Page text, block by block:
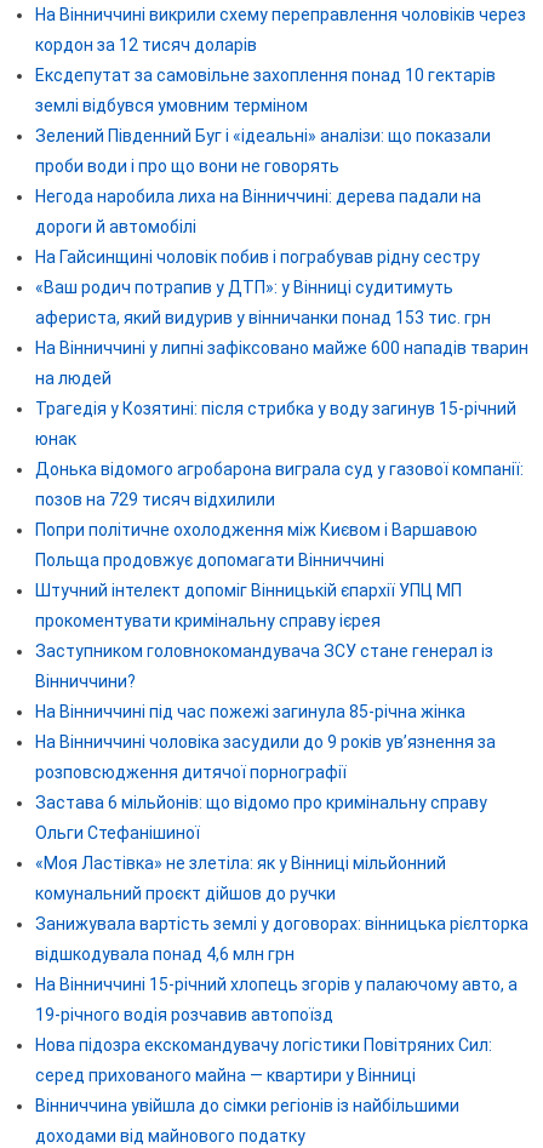
На Вінниччині викрили схему переправлення чоловіків через
кордон за 12 тисяч доларів
Ексдепутат за самовільне захоплення понад 10 гектарів
землі відбувся умовним терміном
Зелений Південний Буг і «ідеальні» аналізи: що показали
проби води і про що вони не говорять
Негода наробила лиха на Вінниччині: дерева падали на
дороги й автомобілі
На Гайсинщині чоловік побив і пограбував рідну сестру
«Ваш родич потрапив у ДТП»: у Вінниці судитимуть
афериста, який видурив у вінничанки понад 153 тис. грн
На Вінниччині у липні зафіксовано майже 600 нападів тварин
на людей
Трагедія у Козятині: після стрибка у воду загинув 15-річний
юнак
Донька відомого агробарона виграла суд у газової компанії:
позов на 729 тисяч відхилили
Попри політичне охолодження між Києвом і Варшавою
Польща продовжує допомагати Вінниччині
Штучний інтелект допоміг Вінницькій єпархії УПЦ МП
прокоментувати кримінальну справу ієрея
Заступником головнокомандувача ЗСУ стане генерал із
Вінниччини?
На Вінниччині під час пожежі загинула 85-річна жінка
На Вінниччині чоловіка засудили до 9 років ув’язнення за
розповсюдження дитячої порнографії
Застава 6 мільйонів: що відомо про кримінальну справу
Ольги Стефанішиної
«Моя Ластівка» не злетіла: як у Вінниці мільйонний
комунальний проєкт дійшов до ручки
Занижувала вартість землі у договорах: вінницька рієлторка
відшкодувала понад 4,6 млн грн
На Вінниччині 15-річний хлопець згорів у палаючому авто, а
19-річного водія розчавив автопоїзд
Нова підозра екскомандувачу логістики Повітряних Сил:
серед прихованого майна — квартири у Вінниці
Вінниччина увійшла до сімки регіонів із найбільшими
доходами від майнового податку